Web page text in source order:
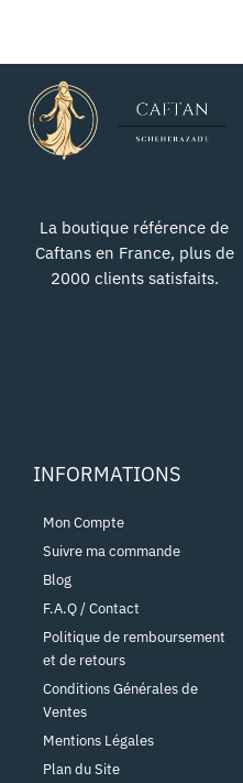
La boutique référence de
Caftans en France, plus de
2000 clients satisfaits.
INFORMATIONS
Mon Compte
Suivre ma commande
Blog
F.A.Q / Contact
Politique de remboursement
et de retours
Conditions Générales de
Ventes
Mentions Légales
Plan du Site